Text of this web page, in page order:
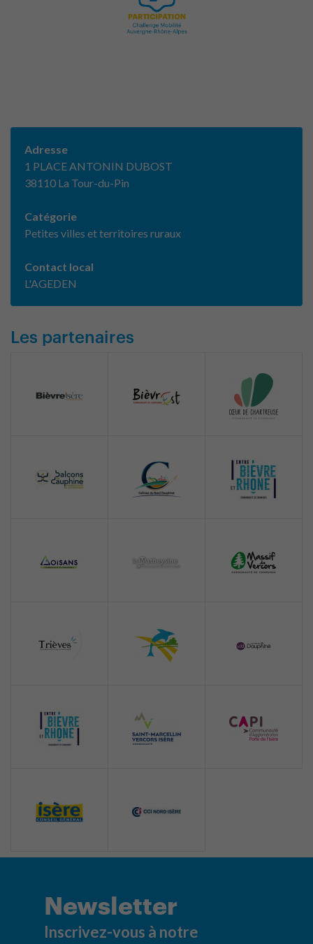
Adresse
1 PLACE ANTONIN DUBOST
38110 La Tour-du-Pin
Catégorie
Petites villes et territoires ruraux
Contact local
L'AGEDEN
Les partenaires
Newsletter
Inscrivez-vous à notre